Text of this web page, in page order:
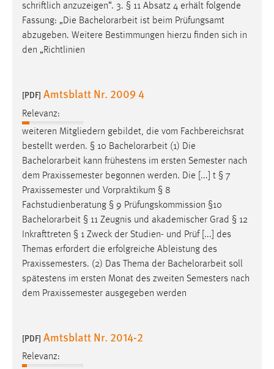
schriftlich anzuzeigen“. 3. § 11 Absatz 4 erhält folgende
Fassung: „Die Bachelorarbeit ist beim Prüfungsamt
abzugeben. Weitere Bestimmungen hierzu finden sich in
den „Richtlinien
[PDF] Amtsblatt Nr. 2009 4
Relevanz:
weiteren Mitgliedern gebildet, die vom Fachbereichsrat
bestellt werden. § 10 Bachelorarbeit (1) Die
Bachelorarbeit kann frühestens im ersten Semester nach
dem Praxissemester begonnen werden. Die [...] t § 7
Praxissemester und Vorpraktikum § 8
Fachstudienberatung § 9 Prüfungskommission §10
Bachelorarbeit § 11 Zeugnis und akademischer Grad § 12
Inkrafttreten § 1 Zweck der Studien- und Prüf [...] des
Themas erfordert die erfolgreiche Ableistung des
Praxissemesters. (2) Das Thema der Bachelorarbeit soll
spätestens im ersten Monat des zweiten Semesters nach
dem Praxissemester ausgegeben werden
[PDF] Amtsblatt Nr. 2014-2
Relevanz:
chat-frame-style-5e9dbeb1811c0446
Zweck:
Wird benötigt um die Chatfunktion nutzen zu können.
5e9dbeb1811c0446 = Sitzungslaufzeit, mibew_locale = 3
Login
Name:
fe_user, be_user, be_lastLoginProvider
Zweck:
Dieser Cookie ist notwendig um sich an der Website
einloggen zu können.
Cookie Laufzeit:
24 Stunden
Statistik Cookies erfassen Informationen anonym.
unsere Besucher unsere Website nutzen.